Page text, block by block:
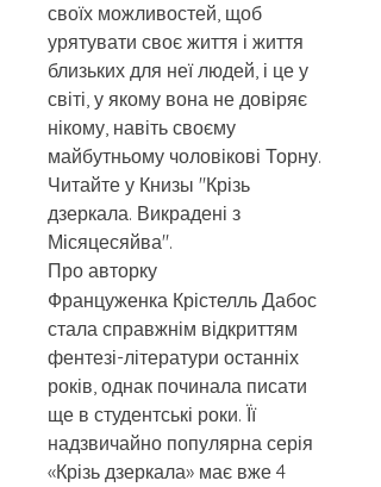
своїх можливостей, щоб
урятувати своє життя і життя
близьких для неї людей, і це у
світі, у якому вона не довіряє
нікому, навіть своєму
майбутньому чоловікові Торну.
Читайте у Книзы "Крізь
дзеркала. Викрадені з
Місяцесяйва".
Про авторку
Француженка Крістелль Дабос
стала справжнім відкриттям
фентезі-літератури останніх
років, однак починала писати
ще в студентські роки. Її
надзвичайно популярна серія
«Крізь дзеркала» має вже 4